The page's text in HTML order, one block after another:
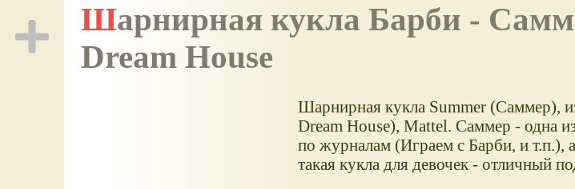
Шарнирная кукла Барби - Саммер, Barbie
Dream House
Шарнирная кукла Summer (Саммер),
Dream House), Mattel. Саммер - одна
по журналам (Играем с Барби, и т.п.),
такая кукла для девочек - отличный